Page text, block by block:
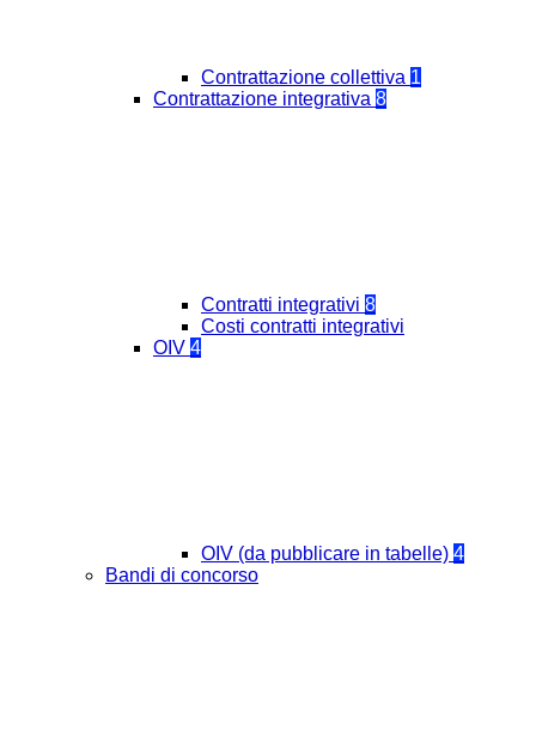
Contrattazione collettiva 1
Contrattazione integrativa 8
Contratti integrativi 8
Costi contratti integrativi
OIV 4
OIV (da pubblicare in tabelle) 4
Bandi di concorso